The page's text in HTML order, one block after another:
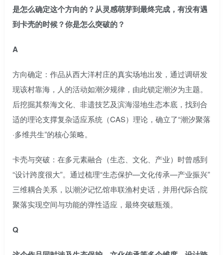
是怎么确定这个方向的？从灵感萌芽到最终完成，有没有遇
到卡壳的时候？你是怎么突破的？
A
方向确定：作品从西大洋村庄的真实场地出发，通过调研发
现该村靠海，人的活动如潮汐规律，由此锁定潮汐为主题。
后挖掘其祭海文化、非遗技艺及滨海湿地生态本底，找到合
适的理论支撑复杂适应系统（CAS）理论，确立了“潮汐聚落
·多维共生”的核心策略。
卡壳与突破：在多元素融合（生态、文化、产业）时曾感到
“设计跨度很大”。通过梳理“生态保护—文化传承—产业振兴”
三维耦合关系，以潮汐记忆馆串联渔村史话，并用代际合院
聚落实现空间与功能的弹性适应，最终突破瓶颈。
Q